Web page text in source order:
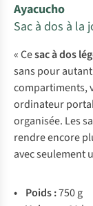
Ayacucho
Sac à dos à la
« Cesac à dos
sans pour
compartiments,
ordinateur
organisée. Les
rendre encore
avec seulement
• Poids :750 g